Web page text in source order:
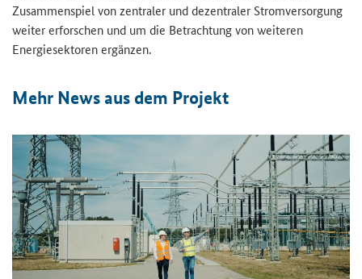
Zusammenspiel von zentraler und dezentraler Stromversorgung
weiter erforschen und um die Betrachtung von weiteren
Energiesektoren ergänzen.
Mehr News aus dem Projekt